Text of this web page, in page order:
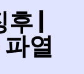
|
열